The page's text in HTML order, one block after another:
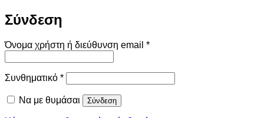
Σύνδεση
Όνομα χρήστη ή διεύθυνση email *Απαιτείται
Συνθηματικό *Απαιτείται
Να με θυμάσαι Σύνδεση